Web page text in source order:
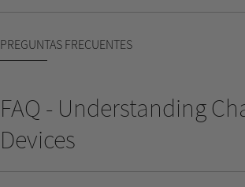
PREGUNTAS FRECUENTES
FAQ - Understanding
Devices